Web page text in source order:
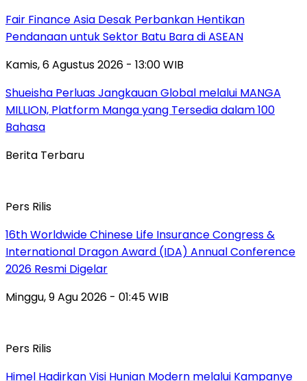
Fair Finance Asia Desak Perbankan Hentikan
Pendanaan untuk Sektor Batu Bara di ASEAN
Kamis, 6 Agustus 2026 - 13:00 WIB
Shueisha Perluas Jangkauan Global melalui MANGA
MILLION, Platform Manga yang Tersedia dalam 100
Bahasa
Berita Terbaru
Pers Rilis
16th Worldwide Chinese Life Insurance Congress &
International Dragon Award (IDA) Annual Conference
2026 Resmi Digelar
Minggu, 9 Agu 2026 - 01:45 WIB
Pers Rilis
Himel Hadirkan Visi Hunian Modern melalui Kampanye